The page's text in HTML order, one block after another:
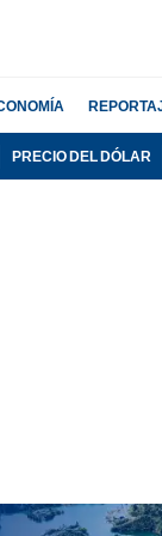
PRECIO DEL DÓLAR